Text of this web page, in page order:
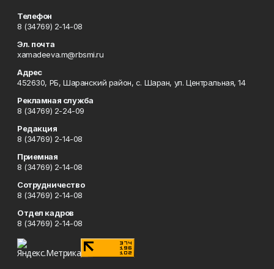
Телефон
8 (34769) 2-14-08
Эл. почта
xamadeeva.m@rbsmi.ru
Адрес
452630, РБ, Шаранский район, с. Шаран, ул. Центральная, 14
Рекламная служба
8 (34769) 2-24-09
Редакция
8 (34769) 2-14-08
Приемная
8 (34769) 2-14-08
Сотрудничество
8 (34769) 2-14-08
Отдел кадров
8 (34769) 2-14-08